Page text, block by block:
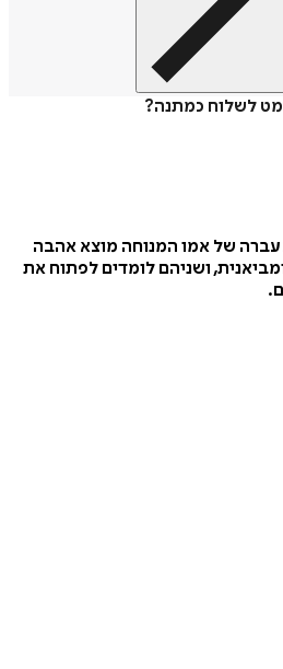
לשלוח כמתנה?
עברה של אמו המנוחה מוצא אהבה
ושניהם לומדים לפתוח את